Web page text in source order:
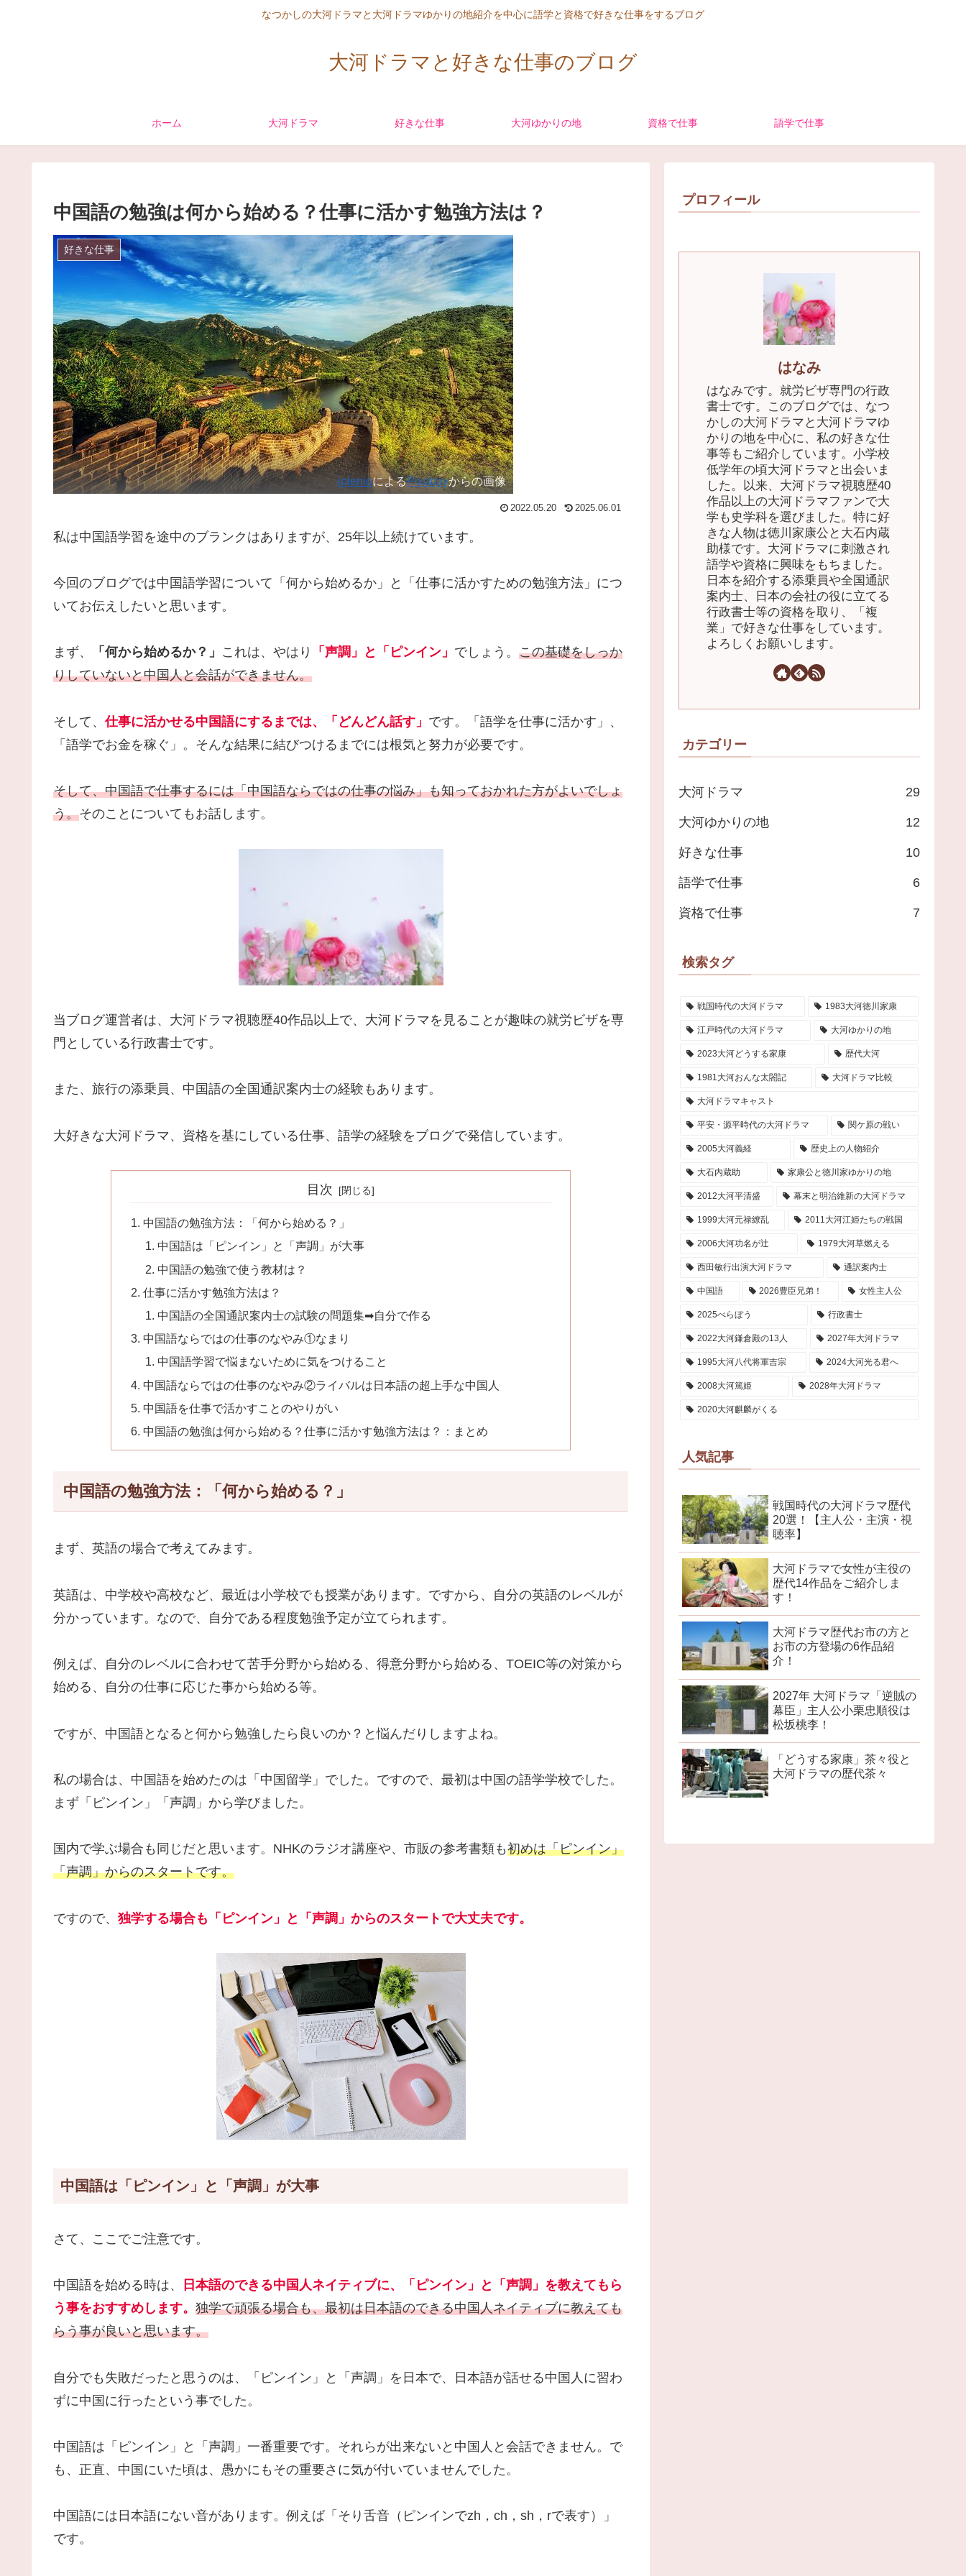
なつかしの大河ドラマと大河ドラマゆかりの地紹介を中心に語学と資格で好きな仕事をするブログ
大河ドラマと好きな仕事のブログ
ホーム 大河ドラマ 好きな仕事 大河ゆかりの地 資格で仕事 語学で仕事
中国語の勉強は何から始める？仕事に活かす勉強方法は？
好きな仕事
jplenioによるPixabayからの画像
2022.05.20 2025.06.01
私は中国語学習を途中のブランクはありますが、25年以上続けています。
今回のブログでは中国語学習について「何から始めるか」と「仕事に活かすための勉強方法」につ
いてお伝えしたいと思います。
まず、 「何から始めるか？」 これは、やはり 「声調」と「ピンイン」 でしょう。 この基礎をしっか
りしていないと中国人と会話ができません。
そして、仕事に活かせる中国語にするまでは、「どんどん話す」 です。「語学を仕事に活かす」、
「語学でお金を稼ぐ」。そんな結果に結びつけるまでには根気と努力が必要です。
そして、中国語で仕事するには「中国語ならではの仕事の悩み」も知っておかれた方がよいでしょ
う。そのことについてもお話します。
当ブログ運営者は、大河ドラマ視聴歴40作品以上で、大河ドラマを見ることが趣味の就労ビザを専
門としている行政書士です。
また、旅行の添乗員、中国語の全国通訳案内士の経験もあります。
大好きな大河ドラマ、資格を基にしている仕事、語学の経験をブログで発信しています。
目次
中国語の勉強方法：「何から始める？」
中国語は「ピンイン」と「声調」が大事
中国語の勉強で使う教材は？
仕事に活かす勉強方法は？
中国語の全国通訳案内士の試験の問題集➡自分で作る
中国語ならではの仕事のなやみ①なまり
中国語学習で悩まないために気をつけること
中国語ならではの仕事のなやみ②ライバルは日本語の超上手な中国人
中国語を仕事で活かすことのやりがい
中国語の勉強は何から始める？仕事に活かす勉強方法は？：まとめ
中国語の勉強方法：「何から始める？」
まず、英語の場合で考えてみます。
英語は、中学校や高校など、最近は小学校でも授業があります。ですから、自分の英語のレベルが
分かっています。なので、自分である程度勉強予定が立てられます。
例えば、自分のレベルに合わせて苦手分野から始める、得意分野から始める、TOEIC等の対策から
始める、自分の仕事に応じた事から始める等。
ですが、中国語となると何から勉強したら良いのか？と悩んだりしますよね。
私の場合は、中国語を始めたのは「中国留学」でした。ですので、最初は中国の語学学校でした。
まず「ピンイン」「声調」から学びました。
国内で学ぶ場合も同じだと思います。NHKのラジオ講座や、市販の参考書類も初めは「ピンイン」
「声調」からのスタートです。
ですので、 独学する場合も「ピンイン」と「声調」からのスタートで大丈夫です。
中国語は「ピンイン」と「声調」が大事
さて、ここでご注意です。
中国語を始める時は、
日本語のできる中国人ネイティブに、「ピンイン」と「声調」を教えてもら
う事をおすすめします。 独学で頑張る場合も、最初は日本語のできる中国人ネイティブに教えても
らう事が良いと思います。
自分でも失敗だったと思うのは、「ピンイン」と「声調」を日本で、日本語が話せる中国人に習わ
ずに中国に行ったという事でした。
中国語は「ピンイン」と「声調」一番重要です。それらが出来ないと中国人と会話できません。で
も、正直、中国にいた頃は、愚かにもその重要さに気が付いていませんでした。
中国語には日本語にない音があります。例えば「そり舌音（ピンインでzh，ch，sh，rで表す）」
です。
プロフィール
はなみ
はなみです。就労ビザ専門の行政
書士です。このブログでは、なつ
かしの大河ドラマと大河ドラマゆ
かりの地を中心に、私の好きな仕
事等もご紹介しています。小学校
低学年の頃大河ドラマと出会いま
した。以来、大河ドラマ視聴歴40
作品以上の大河ドラマファンで大
学も史学科を選びました。特に好
きな人物は徳川家康公と大石内蔵
助様です。大河ドラマに刺激され
語学や資格に興味をもちました。
日本を紹介する添乗員や全国通訳
案内士、日本の会社の役に立てる
行政書士等の資格を取り、「複
業」で好きな仕事をしています。
よろしくお願いします。
カテゴリー
大河ドラマ 29
大河ゆかりの地 12
好きな仕事 10
語学で仕事 6
資格で仕事 7
検索タグ
戦国時代の大河ドラマ 1983大河徳川家康
江戸時代の大河ドラマ 大河ゆかりの地
2023大河どうする家康 歴代大河
1981大河おんな太閤記 大河ドラマ比較
大河ドラマキャスト
平安・源平時代の大河ドラマ 関ケ原の戦い
2005大河義経 歴史上の人物紹介
大石内蔵助 家康公と徳川家ゆかりの地
2012大河平清盛 幕末と明治維新の大河ドラマ
1999大河元禄繚乱 2011大河江姫たちの戦国
2006大河功名が辻 1979大河草燃える
西田敏行出演大河ドラマ 通訳案内士
中国語 2026豊臣兄弟！ 女性主人公
2025べらぼう 行政書士
2022大河鎌倉殿の13人 2027年大河ドラマ
1995大河八代将軍吉宗 2024大河光る君へ
2008大河篤姫 2028年大河ドラマ
2020大河麒麟がくる
人気記事
戦国時代の大河ドラマ歴代
20選！【主人公・主演・視
聴率】
大河ドラマで女性が主役の
歴代14作品をご紹介しま
す！
大河ドラマ歴代お市の方と
お市の方登場の6作品紹
介！
2027年 大河ドラマ「逆賊の
幕臣」主人公小栗忠順役は
松坂桃李！
「どうする家康」茶々役と
大河ドラマの歴代茶々